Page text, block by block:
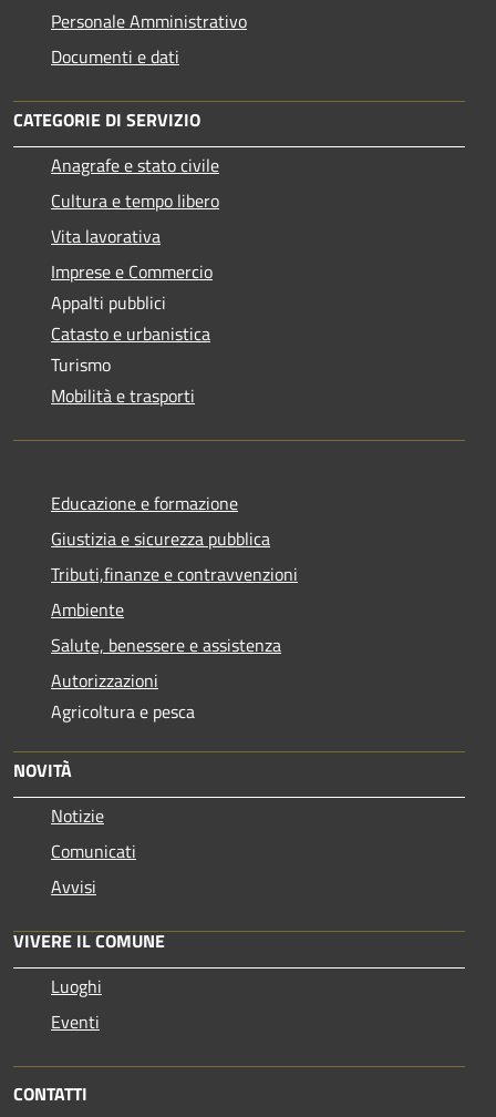
Personale Amministrativo
Documenti e dati
CATEGORIE DI SERVIZIO
Anagrafe e stato civile
Cultura e tempo libero
Vita lavorativa
Imprese e Commercio
Appalti pubblici
Catasto e urbanistica
Turismo
Mobilità e trasporti
Educazione e formazione
Giustizia e sicurezza pubblica
Tributi,finanze e contravvenzioni
Ambiente
Salute, benessere e assistenza
Autorizzazioni
Agricoltura e pesca
NOVITÀ
Notizie
Comunicati
Avvisi
VIVERE IL COMUNE
Luoghi
Eventi
CONTATTI